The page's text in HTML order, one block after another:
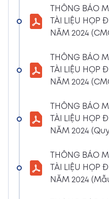
BÁO CÁO TÌNH
17/01/2024
Nghị quyết HĐQT
qua việc chốt
thực hiện quyền
NGHỊ QUYẾT SỐ
GÓP VỐN THÀNH
08/01/2024
4:38 PM
THÔNG BÁO
TÀI LIỆU HỌP
NĂM 2024
THÔNG BÁO
TÀI LIỆU HỌP
NĂM 2024
THÔNG BÁO
TÀI LIỆU HỌP
NĂM 2024
THÔNG BÁO
TÀI LIỆU HỌP
NĂM 2024